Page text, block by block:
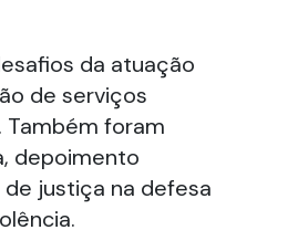
da atuação
de serviços
Também foram
depoimento
justiça na defesa